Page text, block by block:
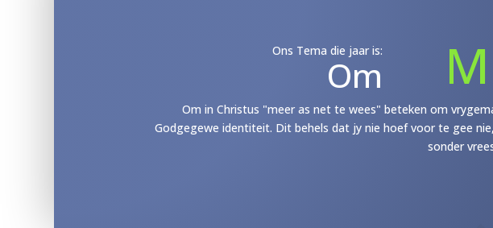
Ons Tema die jaar is:
Om
Om in Christus "meer as net te wees" beteken om
Godgegewe identiteit. Dit behels dat jy nie hoef voor te gee
sonder